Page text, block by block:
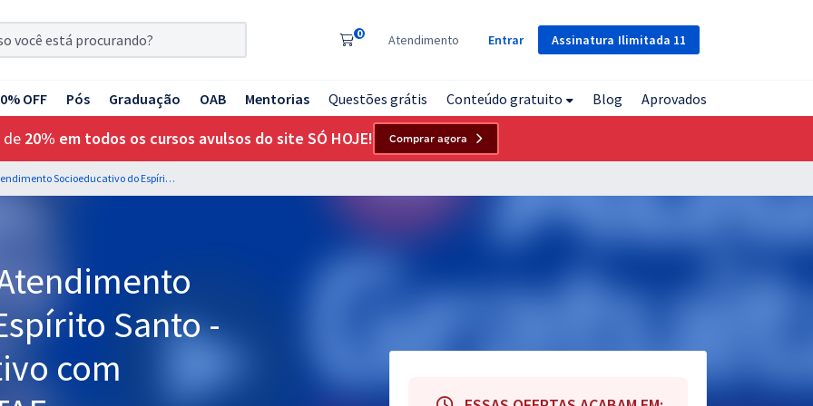
Assinatura Ilimitada 11
0 Atendimento Entrar
OFF Pós Graduação OAB Mentorias Questões grátis Conteúdo gratuito Blog Aprovados
de 20% em todos os cursos avulsos do site SÓ HOJE! Comprar agora
IASES - Instituto de Atendimento Socioeducativo do Espírito Santo - Agente Socioeducativo com Orientações para o TAF
Santo -
com